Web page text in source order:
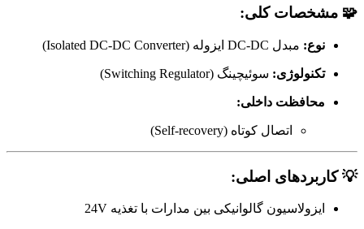
🧩 مشخصات کلی:
نوع: مبدل DC-DC ایزوله (Isolated DC-DC Converter)
تکنولوژی: سوئیچینگ (Switching Regulator)
محافظت داخلی:
اتصال کوتاه (Self-recovery)
💡 کاربردهای اصلی:
ایزولاسیون گالوانیکی بین مدارات با تغذیه 24V